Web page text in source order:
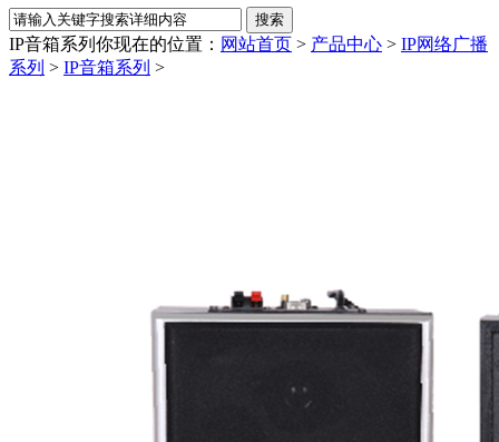
IP音箱系列 你现在的位置： 网站首页 > 产品中心 > IP网络广播
系列 > IP音箱系列 >